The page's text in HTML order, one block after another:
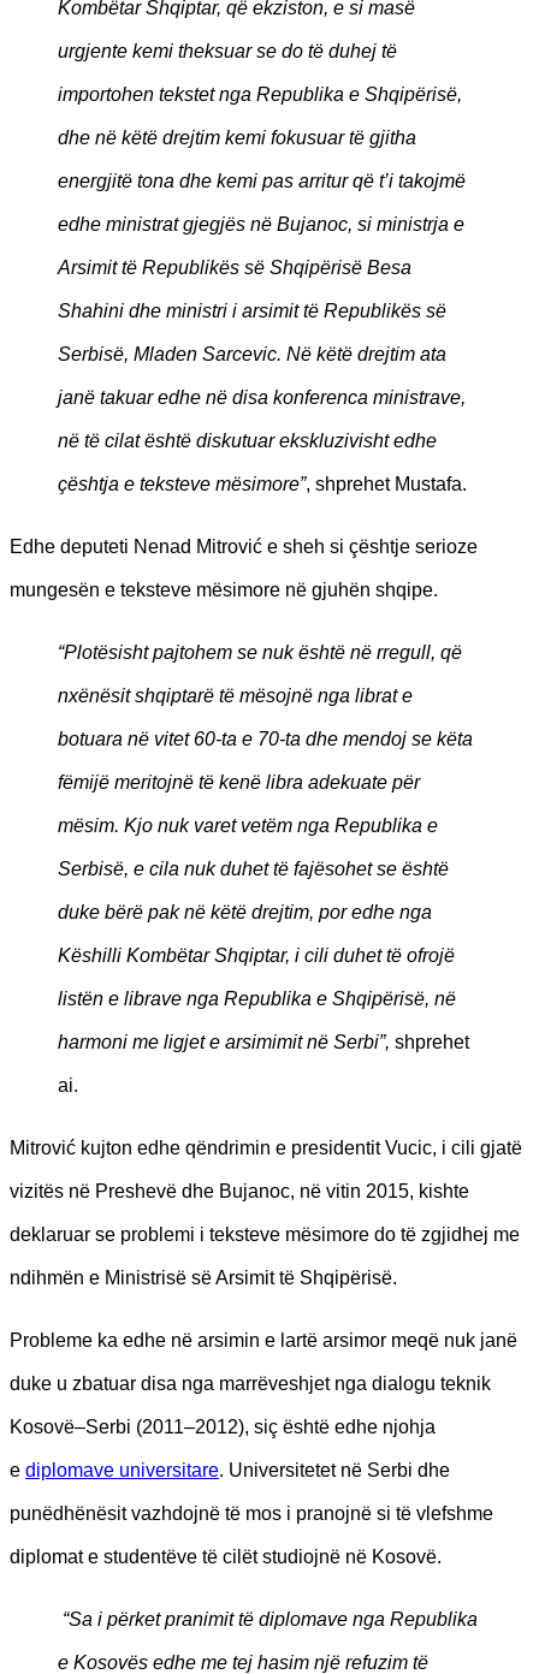
Kombëtar Shqiptar, që ekziston, e si masë
urgjente kemi theksuar se do të duhej të
importohen tekstet nga Republika e Shqipërisë,
dhe në këtë drejtim kemi fokusuar të gjitha
energjitë tona dhe kemi pas arritur që t’i takojmë
edhe ministrat gjegjës në Bujanoc, si ministrja e
Arsimit të Republikës së Shqipërisë Besa
Shahini dhe ministri i arsimit të Republikës së
Serbisë, Mladen Sarcevic. Në këtë drejtim ata
janë takuar edhe në disa konferenca ministrave,
në të cilat është diskutuar ekskluzivisht edhe
çështja e teksteve mësimore”, shprehet Mustafa.
Edhe deputeti Nenad Mitrović e sheh si çështje serioze
mungesën e teksteve mësimore në gjuhën shqipe.
“Plotësisht pajtohem se nuk është në rregull, që
nxënësit shqiptarë të mësojnë nga librat e
botuara në vitet 60-ta e 70-ta dhe mendoj se këta
fëmijë meritojnë të kenë libra adekuate për
mësim. Kjo nuk varet vetëm nga Republika e
Serbisë, e cila nuk duhet të fajësohet se është
duke bërë pak në këtë drejtim, por edhe nga
Këshilli Kombëtar Shqiptar, i cili duhet të ofrojë
listën e librave nga Republika e Shqipërisë, në
harmoni me ligjet e arsimimit në Serbi”, shprehet
ai.
Mitrović kujton edhe qëndrimin e presidentit Vucic, i cili gjatë
vizitës në Preshevë dhe Bujanoc, në vitin 2015, kishte
deklaruar se problemi i teksteve mësimore do të zgjidhej me
ndihmën e Ministrisë së Arsimit të Shqipërisë.
Probleme ka edhe në arsimin e lartë arsimor meqë nuk janë
duke u zbatuar disa nga marrëveshjet nga dialogu teknik
Kosovë–Serbi (2011–2012), siç është edhe njohja
e diplomave universitare. Universitetet në Serbi dhe
punëdhënësit vazhdojnë të mos i pranojnë si të vlefshme
diplomat e studentëve të cilët studiojnë në Kosovë.
“Sa i përket pranimit të diplomave nga Republika
e Kosovës edhe me tej hasim një refuzim të